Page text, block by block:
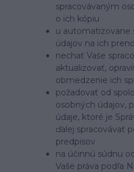
spracovávaným
o ich kópiu
u automatizovane
údajov na ich
nechať Vaše
aktualizovať,
obmedzenie ich
požadovať od
osobných údajov,
údaje, ktoré je
ďalej spracovávať
predpisov
na účinnú súdnu
Vaše práva podľa